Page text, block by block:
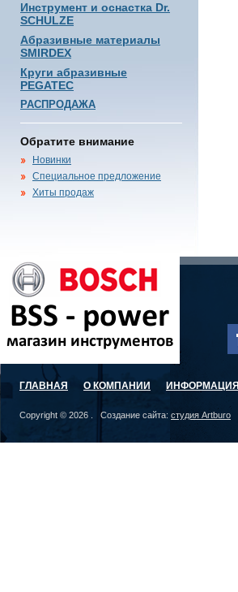
Инструмент и оснастка Dr.
SCHULZE
Абразивные материалы
SMIRDEX
Круги абразивные
PEGATEC
РАСПРОДАЖА
Обратите внимание
Новинки
Специальное предложение
Хиты продаж
ГЛАВНАЯ О КОМПАНИИ ИНФОРМАЦИЯ
Copyright © 2026 . Создание сайта: студия Artburo